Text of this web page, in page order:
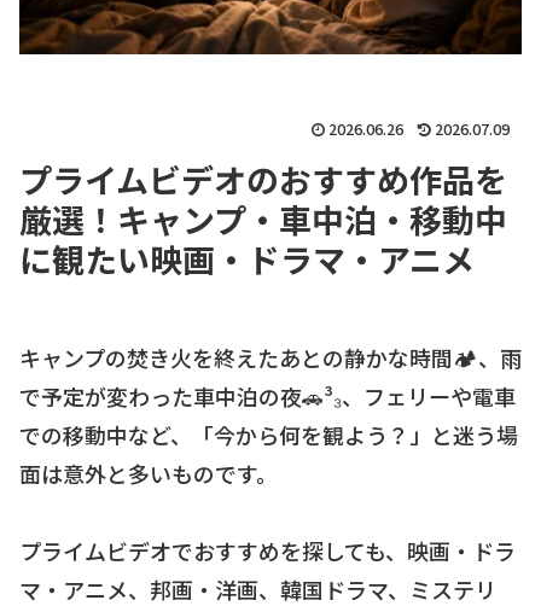
2026.06.26 2026.07.09
プライムビデオのおすすめ作品を
厳選！キャンプ・車中泊・移動中
に観たい映画・ドラマ・アニメ
キャンプの焚き火を終えたあとの静かな時間🏕、雨
で予定が変わった車中泊の夜🚗³₃、フェリーや電車
での移動中など、「今から何を観よう？」と迷う場
面は意外と多いものです。
プライムビデオでおすすめを探しても、映画・ドラ
マ・アニメ、邦画・洋画、韓国ドラマ、ミステリ